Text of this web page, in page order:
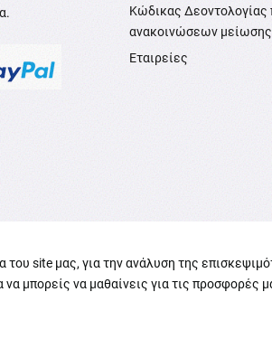
Κώδικας Δεοντολογίας
ανακοινώσεων μείωσης
Εταιρείες
site μας, για την ανάλυση της
μπορείς να μαθαίνεις για τις προσφορές